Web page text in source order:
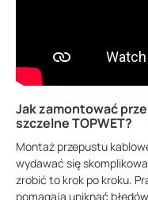
Jak zamontować
szczelne TOPWET?
Montaż przepustu
wydawać się
zrobić to krok po kroku.
pomagają uniknąć